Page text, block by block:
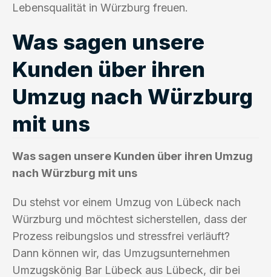
Lebensqualität in Würzburg freuen.
Was sagen unsere
Kunden über ihren
Umzug nach Würzburg
mit uns
Was sagen unsere Kunden über ihren Umzug
nach Würzburg mit uns
Du stehst vor einem Umzug von Lübeck nach
Würzburg und möchtest sicherstellen, dass der
Prozess reibungslos und stressfrei verläuft?
Dann können wir, das Umzugsunternehmen
Umzugskönig Bar Lübeck aus Lübeck, dir bei